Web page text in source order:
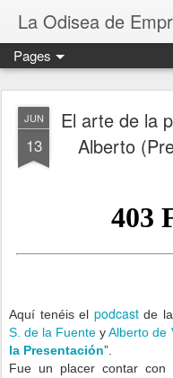
La Odisea de
Pages
JUN
13
El arte de la
Alberto
Aquí tenéis el podcastde la
S. de la Fuente yAlberto de
la Presentación”.
Fue un placer contar